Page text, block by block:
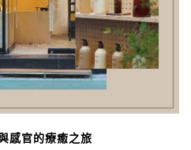
感官的療癒之旅